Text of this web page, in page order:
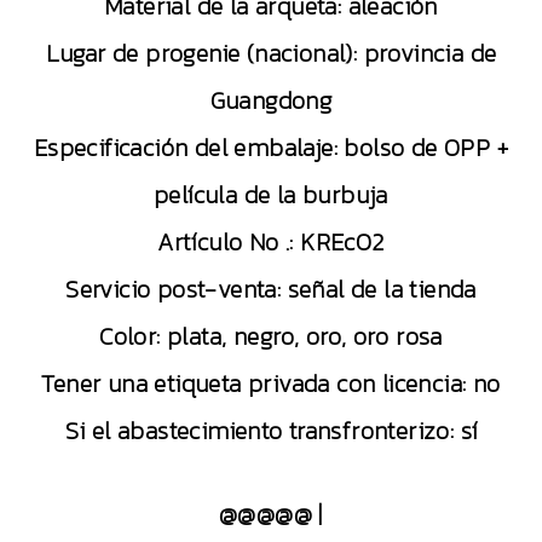
Lugar de progenie (nacional): provincia de
Guangdong
Especificación del embalaje: bolso de OPP +
película de la burbuja
Artículo No .: KREc02
Servicio post-venta: señal de la tienda
Color: plata, negro, oro, oro rosa
Tener una etiqueta privada con licencia: no
Si el abastecimiento transfronterizo: sí
@@@@@ |